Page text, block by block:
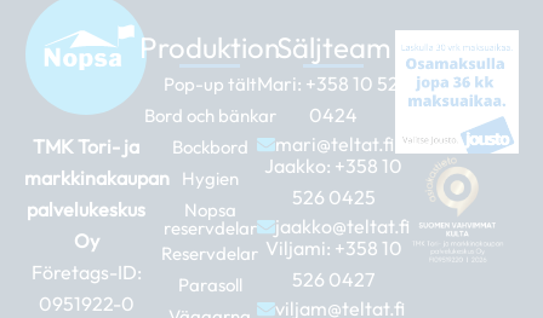
TMK Tori- ja
markkinakaupan
palvelukeskus
Oy
Företags-ID:
0951922-0
Produktion
Pop-up tält
Bord och bänkar
Bockbord
Hygien
Nopsa
reservdelar
Reservdelar
Parasoll
Säljteam
Mari: +358 10 526
0424
mari@teltat.fi
Jaakko: +358 10
526 0425
jaakko@teltat.fi
Viljami: +358 10
526 0427
viljam@teltat.fi